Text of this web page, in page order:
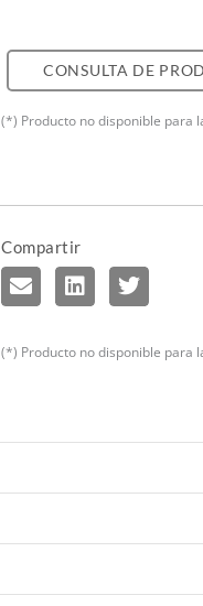
CONSULTA DE
(*) Producto no disponible para
Compartir
(*) Producto no disponible para